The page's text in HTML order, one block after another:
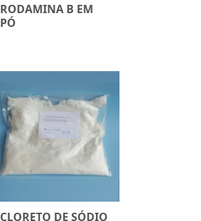
RODAMINA B EM
PÓ
CLORETO DE SÓDIO